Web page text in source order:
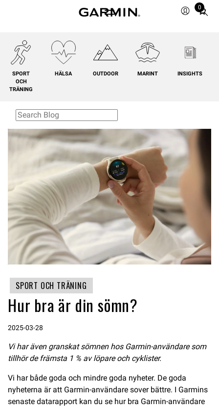
0
Total
0
SPORT
OCH
TRÄNING
HÄLSA OUTDOOR MARINT INSIGHTS
SPORT OCH TRÄNING
Hur bra är din sömn?
2025-03-28
Vi har även granskat sömnen hos Garmin-användare som
tillhör de främsta 1 % av löpare och cyklister.
Vi har både goda och mindre goda nyheter. De goda
nyheterna är att Garmin-användare sover bättre. I Garmins
senaste datarapport kan du se hur bra Garmin-användare